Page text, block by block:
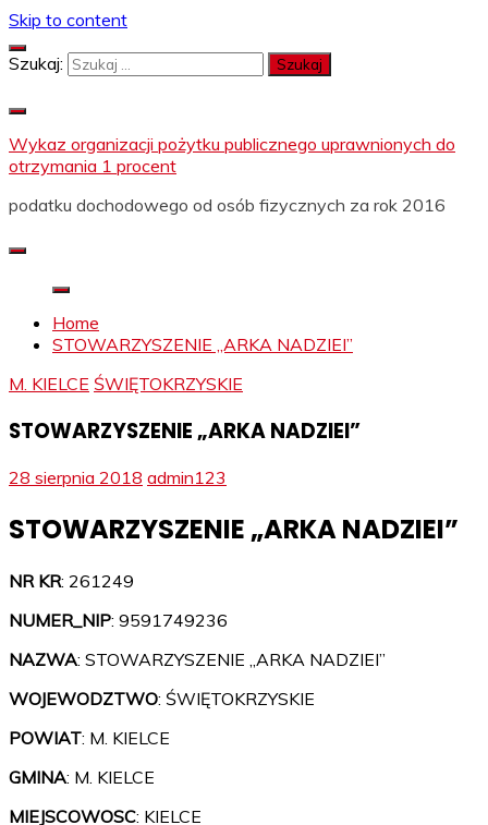
Skip to content
Szukaj:
Wykaz organizacji pożytku publicznego uprawnionych do
otrzymania 1 procent
podatku dochodowego od osób fizycznych za rok 2016
Home
STOWARZYSZENIE „ARKA NADZIEI”
M. KIELCE ŚWIĘTOKRZYSKIE
STOWARZYSZENIE „ARKA NADZIEI”
28 sierpnia 2018 admin123
STOWARZYSZENIE „ARKA NADZIEI”
NR KR: 261249
NUMER_NIP: 9591749236
NAZWA: STOWARZYSZENIE „ARKA NADZIEI”
WOJEWODZTWO: ŚWIĘTOKRZYSKIE
POWIAT: M. KIELCE
GMINA: M. KIELCE
MIEJSCOWOSC: KIELCE